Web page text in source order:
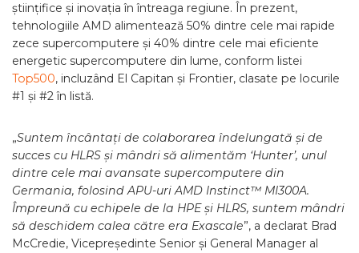
științifice și inovația în întreaga regiune. În prezent,
tehnologiile AMD alimentează 50% dintre cele mai rapide
zece supercomputere și 40% dintre cele mai eficiente
energetic supercomputere din lume, conform listei
Top500, incluzând El Capitan și Frontier, clasate pe locurile
#1 și #2 în listă.
„Suntem încântați de colaborarea îndelungată și de
succes cu HLRS și mândri să alimentăm ‘Hunter’, unul
dintre cele mai avansate supercomputere din
Germania, folosind APU-uri AMD Instinct™ MI300A.
Împreună cu echipele de la HPE și HLRS, suntem mândri
să deschidem calea către era Exascale”, a declarat Brad
McCredie, Vicepreședinte Senior și General Manager al